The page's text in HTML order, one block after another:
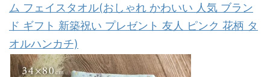
ム フェイスタオル(おしゃれ かわいい 人気 ブラン
ド ギフト 新築祝い プレゼント 友人 ピンク 花柄 タ
オルハンカチ)